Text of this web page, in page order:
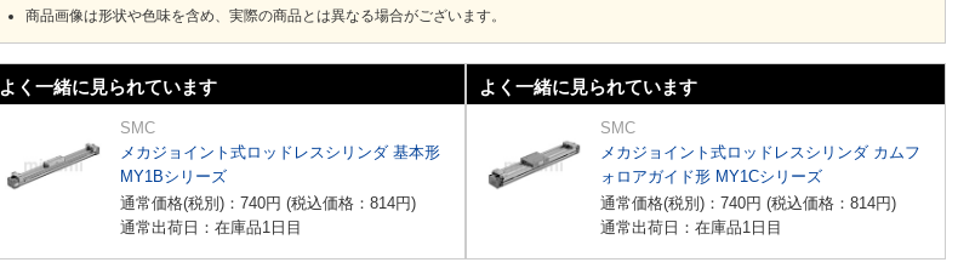
商品画像は形状や色味を含め、実際の商品とは異なる場合がございます。
よく一緒に見られています
SMC
メカジョイント式ロッドレスシリンダ 基本形
MY1Bシリーズ
通常価格(税別)： 740円 (税込価格： 814円)
通常出荷日：在庫品1日目
よく一緒に見られています
SMC
メカジョイント式ロッドレスシリンダ カムフ
ォロアガイド形 MY1Cシリーズ
通常価格(税別)： 740円 (税込価格： 814円)
通常出荷日：在庫品1日目